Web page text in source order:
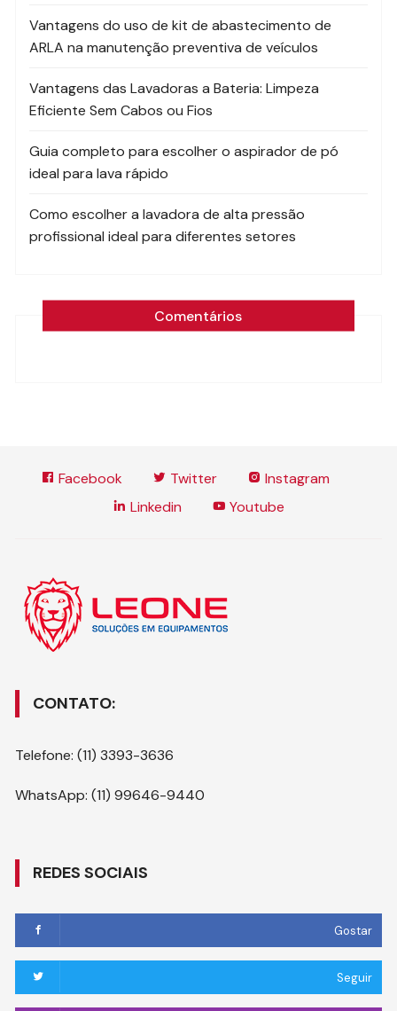
Vantagens do uso de kit de abastecimento de
ARLA na manutenção preventiva de veículos
Vantagens das Lavadoras a Bateria: Limpeza
Eficiente Sem Cabos ou Fios
Guia completo para escolher o aspirador de pó
ideal para lava rápido
Como escolher a lavadora de alta pressão
profissional ideal para diferentes setores
Comentários
Facebook Twitter
Instagram
Linkedin
Youtube
CONTATO:
Telefone: (11) 3393-3636
WhatsApp: (11) 99646-9440
REDES SOCIAIS
Gostar
Seguir